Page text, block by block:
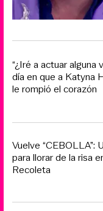
“¿Iré a actuar alguna
día en que a Katyna
le rompió el corazón
Vuelve “CEBOLLA”:
para llorar de la risa
Recoleta